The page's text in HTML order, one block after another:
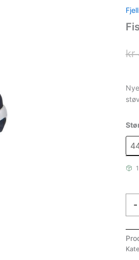
kr
-